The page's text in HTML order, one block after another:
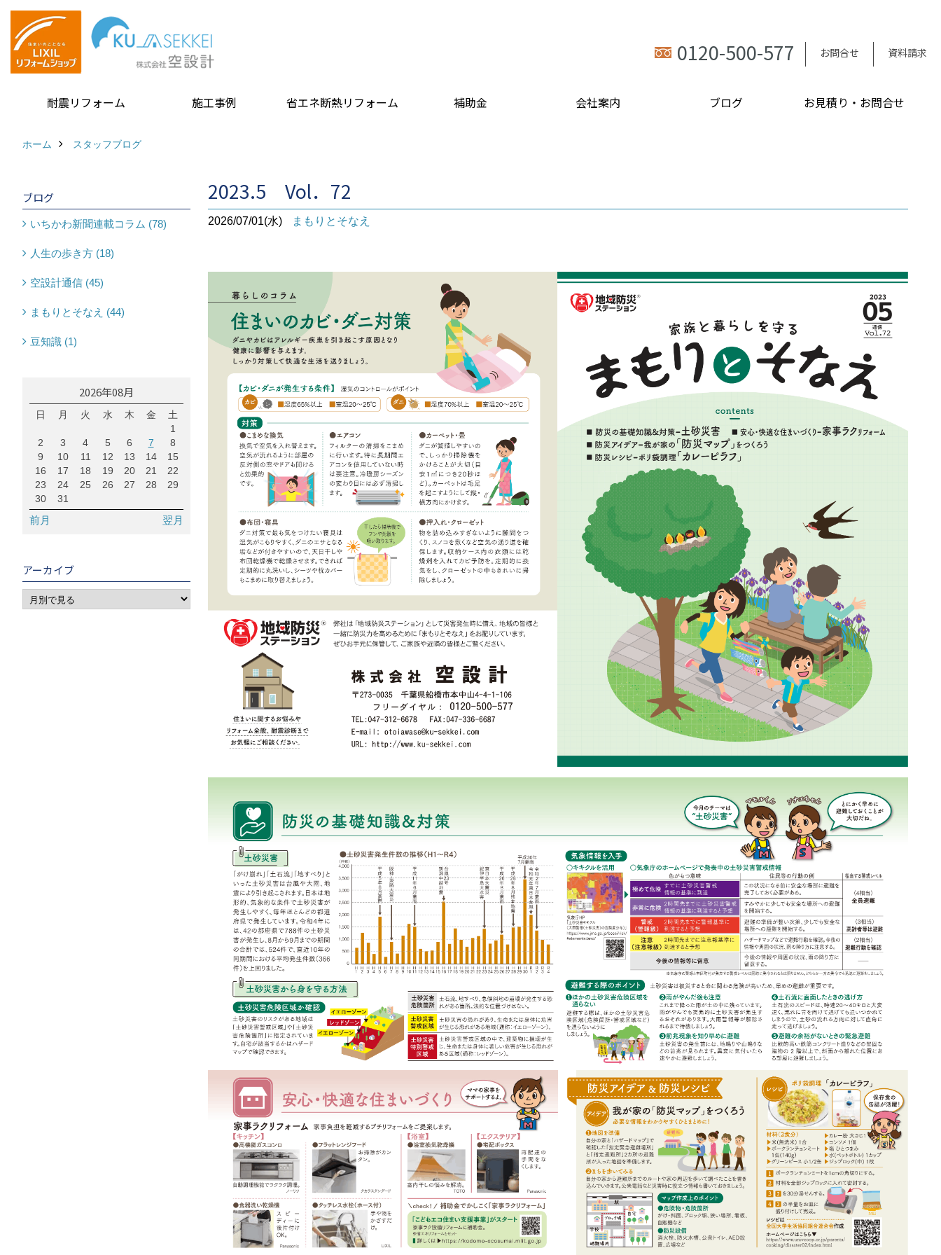
0120-500-577 お問合せ 資料請求
耐震リフォーム 施工事例 省エネ断熱リフォーム 補助金 会社案内 ブログ お見積り・お問合せ
ホーム スタッフブログ
2023.5 Vol．72
2026/07/01(水) まもりとそなえ
ブログ
いちかわ新聞連載コラム (78)
人生の歩き方 (18)
空設計通信 (45)
まもりとそなえ (44)
豆知識 (1)
2026年08月
日 月 火 水 木 金
土
1
2
3 4 5 6 7
8
9
10 11 12 13 14
15
16
17 18 19 20 21
22
23
24 25 26 27 28
29
30
31
前月 翌月
アーカイブ